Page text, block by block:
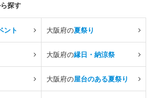
探す
ント 大阪府の夏祭り
大阪府の縁日・納涼祭
大阪府の屋台のある夏祭り